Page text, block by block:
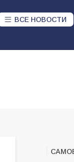
ВСЕ НОВОСТИ